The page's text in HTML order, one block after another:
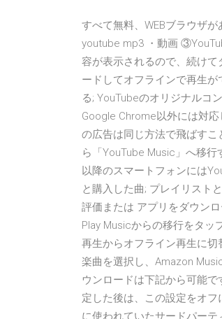
すべて無料、WEBブラウザ
youtube mp3 ・動画
容が表示されるので、続け
ードしてオフラインで再生
る; YouTubeのオリジナルコ
Google Chrome以外には対
の広告は同じ方法で飛ばす
ら「YouTube Music」へ移
以降のスマートフォンには
と購入した曲; プレイリスト
評価または アプリをダウン
Play Musicからの移行をタ
再生からオフライン再生に
楽曲を選択し、Amazon
ウンロードは下記から可能
定した後は、この設定をオ
に使われていたサードパー